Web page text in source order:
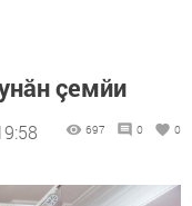
çемйи
697 0 0